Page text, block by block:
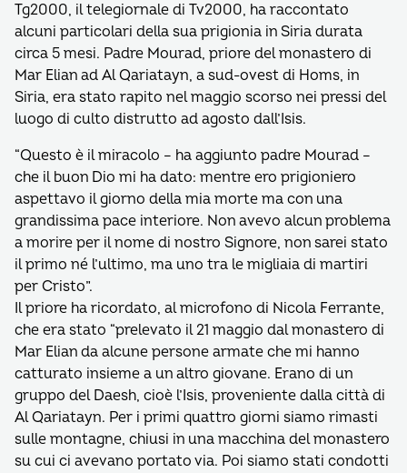
Tg2000, il telegiornale di Tv2000, ha raccontato
alcuni particolari della sua prigionia in Siria durata
circa 5 mesi. Padre Mourad, priore del monastero di
Mar Elian ad Al Qariatayn, a sud-ovest di Homs, in
Siria, era stato rapito nel maggio scorso nei pressi del
luogo di culto distrutto ad agosto dall’Isis.
“Questo è il miracolo – ha aggiunto padre Mourad –
che il buon Dio mi ha dato: mentre ero prigioniero
aspettavo il giorno della mia morte ma con una
grandissima pace interiore. Non avevo alcun problema
a morire per il nome di nostro Signore, non sarei stato
il primo né l’ultimo, ma uno tra le migliaia di martiri
per Cristo”.
Il priore ha ricordato, al microfono di Nicola Ferrante,
che era stato “prelevato il 21 maggio dal monastero di
Mar Elian da alcune persone armate che mi hanno
catturato insieme a un altro giovane. Erano di un
gruppo del Daesh, cioè l’Isis, proveniente dalla città di
Al Qariatayn. Per i primi quattro giorni siamo rimasti
sulle montagne, chiusi in una macchina del monastero
su cui ci avevano portato via. Poi siamo stati condotti